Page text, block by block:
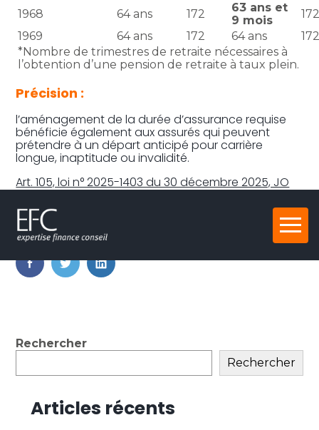
Aller
au
1968 64 ans 172
63 ans et
9 mois
1969
64 ans 172 64 ans
*Nombre de trimestres de retraite nécessaires à
l’obtention d’une pension de retraite à taux plein.
Précision :
l’aménagement de la durée d’assurance requise
bénéficie également aux assurés qui peuvent
prétendre à un départ anticipé pour carrière
longue, inaptitude ou invalidité.
Art. 105, loi n° 2025-1403 du 30 décembre 2025, JO
du 31
Partager :
FaceBook
TwitterLinkedIn
Blog
Rechercher
Rechercher
Articles récents